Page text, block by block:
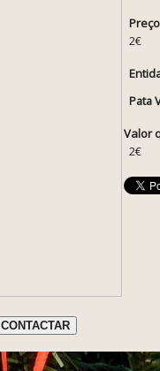
2€
Pata
Valor
2€
CONTACTAR